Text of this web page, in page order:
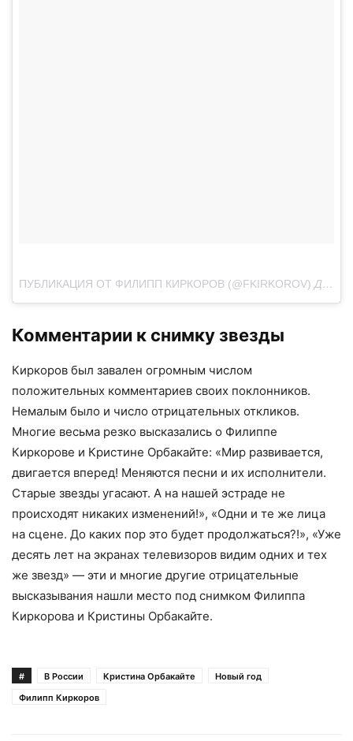
ПУБЛИКАЦИЯ ОТ ФИЛИПП КИРКОРОВ (@FKIRKOROV) ДЕК 21, 2017 AT 9:29 PST
Комментарии к снимку звезды
Киркоров был завален огромным числом
положительных комментариев своих поклонников.
Немалым было и число отрицательных откликов.
Многие весьма резко высказались о Филиппе
Киркорове и Кристине Орбакайте: «Мир развивается,
двигается вперед! Меняются песни и их исполнители.
Старые звезды угасают. А на нашей эстраде не
происходят никаких изменений!», «Одни и те же лица
на сцене. До каких пор это будет продолжаться?!», «Уже
десять лет на экранах телевизоров видим одних и тех
же звезд» — эти и многие другие отрицательные
высказывания нашли место под снимком Филиппа
Киркорова и Кристины Орбакайте.
# В России Кристина Орбакайте
Новый год
Филипп Киркоров